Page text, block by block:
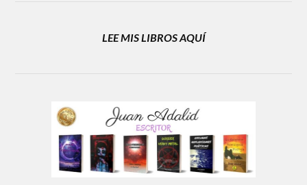
LEE MIS LIBROS AQUÍ